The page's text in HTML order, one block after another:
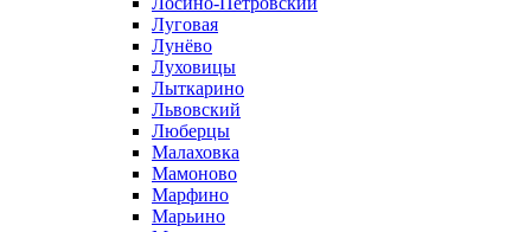
Луговая
Лунёво
Луховицы
Лыткарино
Львовский
Люберцы
Малаховка
Мамоново
Марфино
Марьино